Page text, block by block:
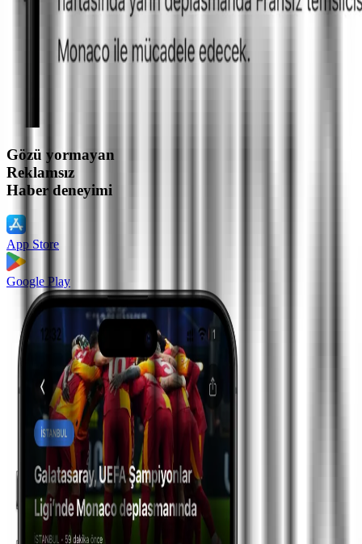
Gözü yormayan
Reklamsız
Haber deneyimi
App Store
Google Play